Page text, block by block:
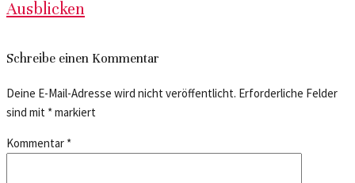
Ausblicken
Schreibe einen Kommentar
Deine E-Mail-Adresse wird nicht veröffentlicht. Erforderliche Felder
sind mit *markiert
Kommentar *